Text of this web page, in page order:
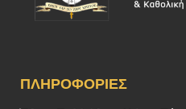
ΠΛΗΡΟΦΟΡΊΕΣ